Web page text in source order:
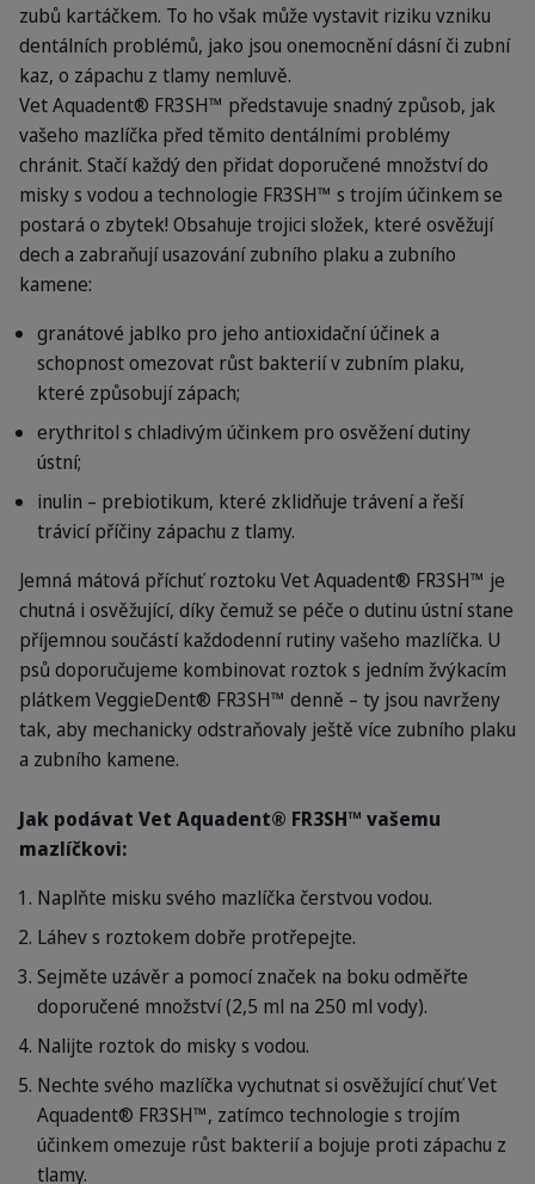
zubů kartáčkem. To ho však může vystavit riziku vzniku
dentálních problémů, jako jsou onemocnění dásní či zubní
kaz, o zápachu z tlamy nemluvě.
Vet Aquadent® FR3SH™ představuje snadný způsob, jak
vašeho mazlíčka před těmito dentálními problémy
chránit. Stačí každý den přidat doporučené množství do
misky s vodou a technologie FR3SH™ s trojím účinkem se
postará o zbytek! Obsahuje trojici složek, které osvěžují
dech a zabraňují usazování zubního plaku a zubního
kamene:
granátové jablko pro jeho antioxidační účinek a
schopnost omezovat růst bakterií v zubním plaku,
které způsobují zápach;
erythritol s chladivým účinkem pro osvěžení dutiny
ústní;
inulin – prebiotikum, které zklidňuje trávení a řeší
trávicí příčiny zápachu z tlamy.
Jemná mátová příchuť roztoku Vet Aquadent® FR3SH™ je
chutná i osvěžující, díky čemuž se péče o dutinu ústní stane
příjemnou součástí každodenní rutiny vašeho mazlíčka. U
psů doporučujeme kombinovat roztok s jedním žvýkacím
plátkem VeggieDent® FR3SH™ denně – ty jsou navrženy
tak, aby mechanicky odstraňovaly ještě více zubního plaku
a zubního kamene.
Jak podávat Vet Aquadent® FR3SH™ vašemu
mazlíčkovi:
Naplňte misku svého mazlíčka čerstvou vodou.
Láhev s roztokem dobře protřepejte.
Sejměte uzávěr a pomocí značek na boku odměřte
doporučené množství (2,5 ml na 250 ml vody).
Nalijte roztok do misky s vodou.
Nechte svého mazlíčka vychutnat si osvěžující chuť Vet
Aquadent® FR3SH™, zatímco technologie s trojím
účinkem omezuje růst bakterií a bojuje proti zápachu z
tlamy.